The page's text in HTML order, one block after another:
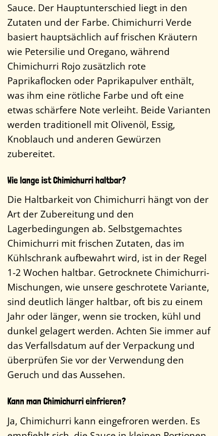
Sauce. Der Hauptunterschied liegt in den
Zutaten und der Farbe. Chimichurri Verde
basiert hauptsächlich auf frischen Kräutern
wie Petersilie und Oregano, während
Chimichurri Rojo zusätzlich rote
Paprikaflocken oder Paprikapulver enthält,
was ihm eine rötliche Farbe und oft eine
etwas schärfere Note verleiht. Beide Varianten
werden traditionell mit Olivenöl, Essig,
Knoblauch und anderen Gewürzen
zubereitet.
Wie lange ist Chimichurri haltbar?
Die Haltbarkeit von Chimichurri hängt von der
Art der Zubereitung und den
Lagerbedingungen ab. Selbstgemachtes
Chimichurri mit frischen Zutaten, das im
Kühlschrank aufbewahrt wird, ist in der Regel
1-2 Wochen haltbar. Getrocknete Chimichurri-
Mischungen, wie unsere geschrotete Variante,
sind deutlich länger haltbar, oft bis zu einem
Jahr oder länger, wenn sie trocken, kühl und
dunkel gelagert werden. Achten Sie immer auf
das Verfallsdatum auf der Verpackung und
überprüfen Sie vor der Verwendung den
Geruch und das Aussehen.
Kann man Chimichurri einfrieren?
Ja, Chimichurri kann eingefroren werden. Es